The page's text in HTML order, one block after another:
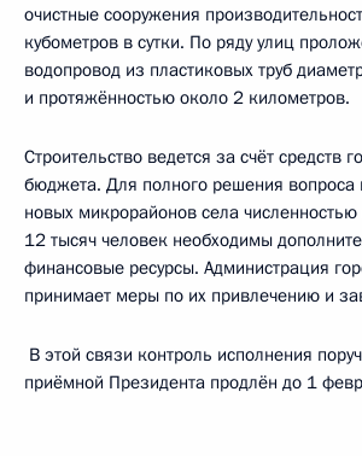
очистные сооружения
кубометров в сутки. По ряду улиц
водопровод из пластиковых труб
и протяжённостью около 2 километров.
Строительство ведется за счёт средств
бюджета. Для полного решения вопроса
новых микрорайонов села
12 тысяч человек необходимы
финансовые ресурсы. Администрация
принимает меры по их привлечению и
В этой связи контроль исполнения
приёмной Президента продлён до 1